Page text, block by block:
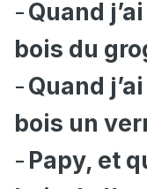
-Quand
bois du
-Quand
bois un
- Papy, et